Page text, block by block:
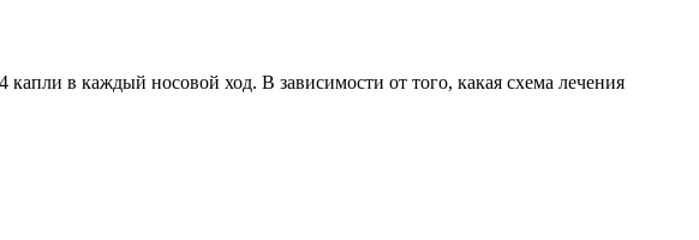
в каждый носовой ход. В зависимости от того, какая схема лечения